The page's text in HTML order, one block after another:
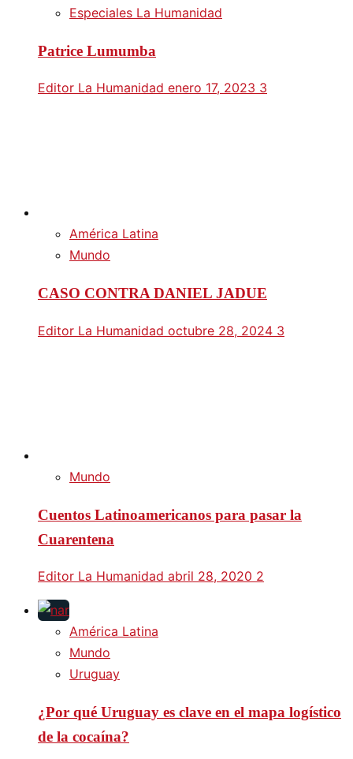
Especiales La Humanidad
Patrice Lumumba
Editor La Humanidad enero 17, 2023 3
América Latina
Mundo
CASO CONTRA DANIEL JADUE
Editor La Humanidad octubre 28, 2024 3
Mundo
Cuentos Latinoamericanos para pasar la
Cuarentena
Editor La Humanidad abril 28, 2020 2
América Latina
Mundo
Uruguay
¿Por qué Uruguay es clave en el mapa logístico
de la cocaína?